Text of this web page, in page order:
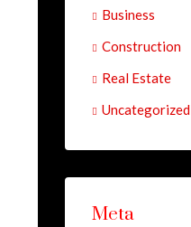
Business
Construction
Real Estate
Uncategorized
Meta